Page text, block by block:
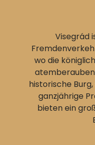
Visegrád
wo die
historische
ganzjährige
bieten ein